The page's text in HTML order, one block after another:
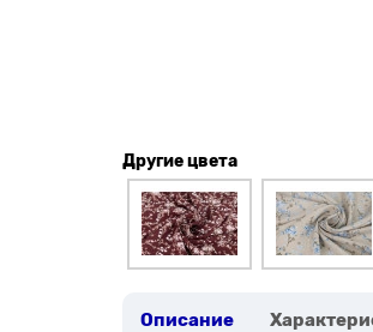
Другие цвета
Описание